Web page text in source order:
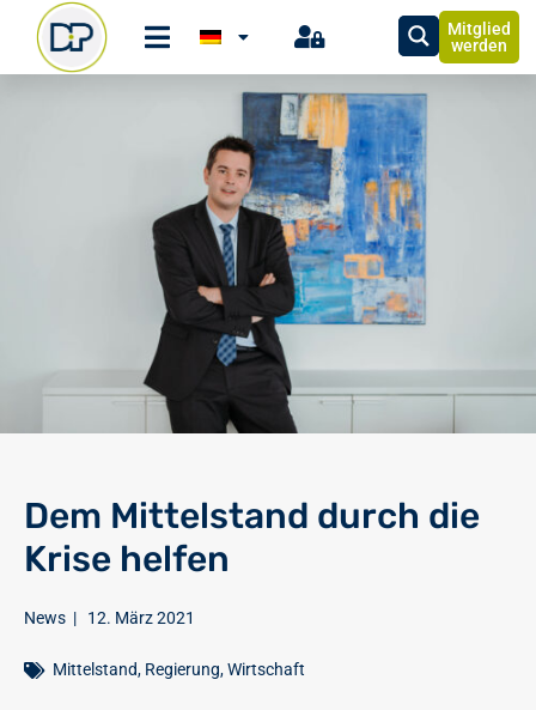
Mitglied
werden
Dem Mittelstand durch die
Krise helfen
News | 12. März 2021
Mittelstand, Regierung,Wirtschaft